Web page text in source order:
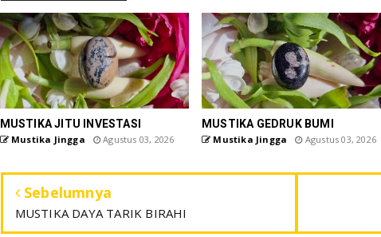
MUSTIKA JITU INVESTASI
Mustika Jingga Agustus 03, 2026
MUSTIKA GEDRUK BUMI
Mustika Jingga Agustus 03, 2026
Sebelumnya
MUSTIKA DAYA TARIK BIRAHI